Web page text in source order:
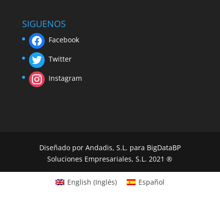
SIGUENOS
Facebook
Twitter
Instagram
Diseñado por Andadis, S.L. para BigDataBP
Soluciones Empresariales, S.L. 2021 ®
English (Inglés) Español